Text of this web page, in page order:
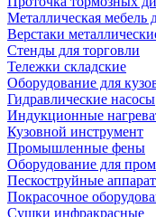
Металлическая мебель
Верстаки
Стенды для торговли
Тележки складские
Оборудование для
Гидравлические насосы
Индукционные
Кузовной инструмент
Промышленные фены
Оборудование для
Пескоструйные
Покрасочное
Сушки инфракрасные